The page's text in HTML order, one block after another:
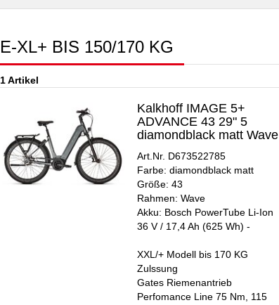
E-XL+ BIS 150/170 KG
1 Artikel
Kalkhoff IMAGE 5+
ADVANCE 43 29" 5
diamondblack matt Wave
Art.Nr. D673522785
Farbe: diamondblack matt
Größe: 43
Rahmen: Wave
Akku: Bosch PowerTube Li-Ion
36 V / 17,4 Ah (625 Wh) -
XXL/+ Modell bis 170 KG
Zulssung
Gates Riemenantrieb
Perfomance Line 75 Nm, 115